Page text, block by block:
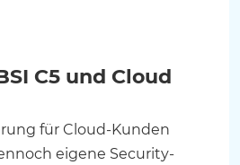
C5 und Cloud
für Cloud-Kunden
eigene Security-